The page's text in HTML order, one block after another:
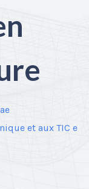
et aux TIC e